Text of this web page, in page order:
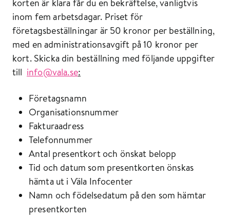
korten är klara får du en bekräftelse, vanligtvis
inom fem arbetsdagar. Priset för
företagsbeställningar är 50 kronor per beställning,
med en administrationsavgift på 10 kronor per
kort. Skicka din beställning med följande uppgifter
till info@vala.se:
Företagsnamn
Organisationsnummer
Fakturaadress
Telefonnummer
Antal presentkort och önskat belopp
Tid och datum som presentkorten önskas
hämta ut i Väla Infocenter
Namn och födelsedatum på den som hämtar
presentkorten